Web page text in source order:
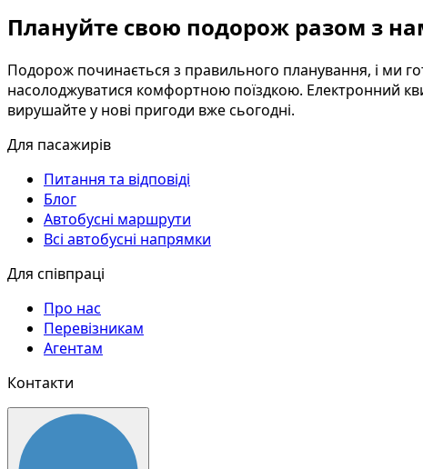
Плануйте свою подорож разом з
Подорож починається з правильного планування, і ми
насолоджуватися комфортною поїздкою. Електронний
вирушайте у нові пригоди вже сьогодні.
Для пасажирів
Питання та відповіді
Блог
Автобусні маршрути
Всі автобусні напрямки
Для співпраці
Про нас
Перевізникам
Агентам
Контакти